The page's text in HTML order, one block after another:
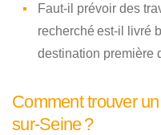
Faut-il prévoir des
recherché est-il livré
destination première
Comment trouver
sur-Seine ?